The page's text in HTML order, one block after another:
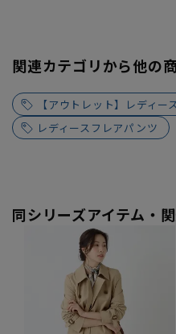
関連カテゴリから他の
【アウトレット】レディー
レディースフレアパンツ
同シリーズアイテム・